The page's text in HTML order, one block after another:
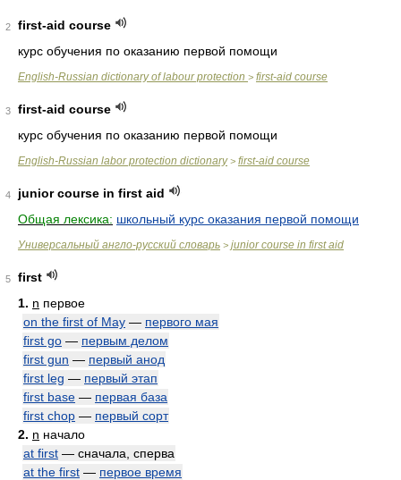
2
first-aid course
курс обучения по оказанию первой помощи
English-Russian dictionary of labour protection > first-aid course
3
first-aid course
курс обучения по оказанию первой помощи
English-Russian labor protection dictionary> first-aid course
4
junior course in first aid
Общая лексика: школьный курс оказания первой помощи
Универсальный англо-русский словарь > junior course in first aid
5
first
1. n первое
on the first of May — первого мая
first go — первым делом
first gun — первый анод
first leg — первый этап
first base — первая база
first chop — первый сорт
2. n начало
at first — сначала, сперва
at the first — первое время